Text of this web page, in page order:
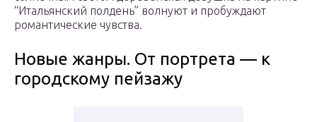
“Итальянский полдень” волнуют и пробуждают
романтические чувства.
Новые жанры. От портрета — к
городскому пейзажу